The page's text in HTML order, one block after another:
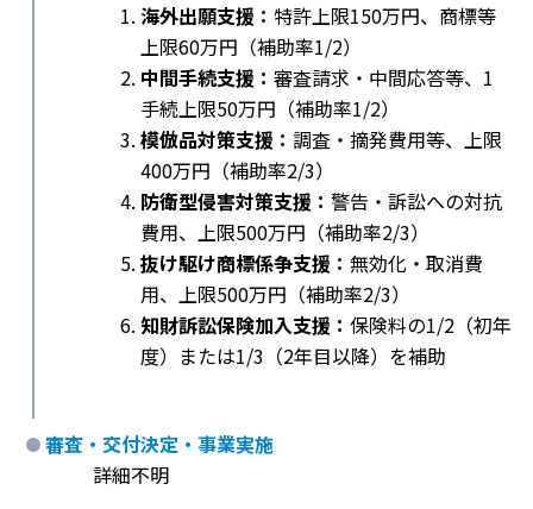
海外出願支援： 特許上限150万円、商標等
上限60万円（補助率1/2）
中間手続支援： 審査請求・中間応答等、1
手続上限50万円（補助率1/2）
模倣品対策支援： 調査・摘発費用等、上限
400万円（補助率2/3）
防衛型侵害対策支援： 警告・訴訟への対抗
費用、上限500万円（補助率2/3）
抜け駆け商標係争支援： 無効化・取消費
用、上限500万円（補助率2/3）
知財訴訟保険加入支援： 保険料の1/2（初年
度）または1/3（2年目以降）を補助
審査・交付決定・事業実施
詳細不明